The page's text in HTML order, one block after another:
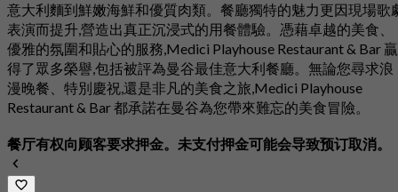
意大利麵到鮮嫩海鮮和優質肉類。餐廳獨特的魅力更因現場歌
表演而提升,營造出真正沉浸式的用餐體驗。憑藉卓越的美食、
優雅的氛圍和貼心的服務,Medici Playhouse Restaurant & Bar 贏
得了眾多榮譽,包括被評為曼谷最佳意大利餐廳。無論您尋求浪
漫晚餐、特別慶祝,還是非凡的美食之旅,Medici Playhouse
Restaurant & Bar 都承諾在曼谷為您帶來難忘的美食冒險。
餐厅有权向顾客要求押金。未支付押金可能会导致预订取消。